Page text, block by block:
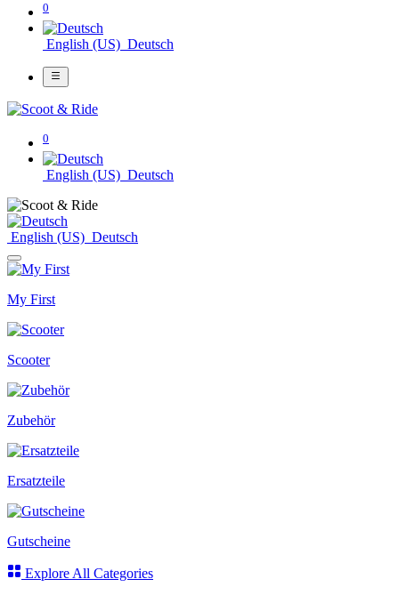
0
English (US) Deutsch
0
English (US) Deutsch
English (US) Deutsch
My First
Scooter
Zubehör
Ersatzteile
Gutscheine
Explore All Categories